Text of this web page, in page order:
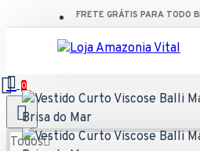
FRETE GRÁTIS PARA TODO
0
Todos